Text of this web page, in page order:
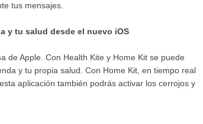
tus mensajes.
y tu salud desde el nuevo iOS
de Apple. Con Health Kite y Home Kit se puede
y tu propia salud. Con Home Kit, en tiempo real
aplicación también podrás activar los cerrojos y